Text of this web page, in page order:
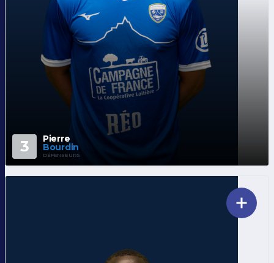
3 Pierre
Bourdin
DÉFENSEURS